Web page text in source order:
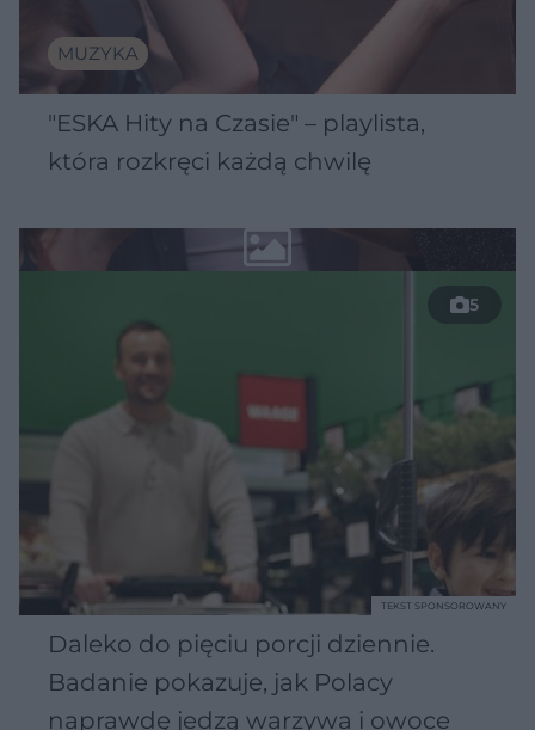
MUZYKA
"ESKA Hity na Czasie" – playlista,
która rozkręci każdą chwilę
5
Daleko do pięciu porcji dziennie.
Badanie pokazuje, jak Polacy
naprawdę jedzą warzywa i owoce
TEKST SPONSOROWANY